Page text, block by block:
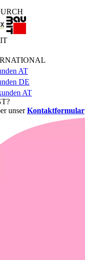
AT
DE
AT
unserKontaktformular